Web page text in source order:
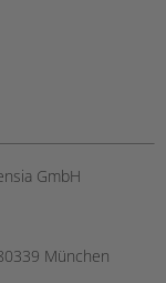
GmbH
München